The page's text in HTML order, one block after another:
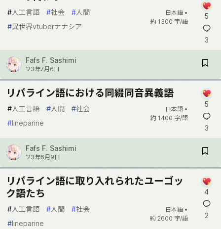
#人工言語 #社会 #人間
#異世界vtuberナナシア
日本語 •
約 1300 字/語
5
3
Fafs F. Sashimi
’23年7月6日
リパライン語における同綴同音異義語
#人工言語 #人間 #社会
#lineparine
日本語 •
約 1400 字/語
5
3
Fafs F. Sashimi
’23年6月9日
リパライン語に取り入れられたユーゴッ
ク語たち
#人工言語 #人間 #社会
#lineparine
日本語 •
約 2600 字/語
4
2